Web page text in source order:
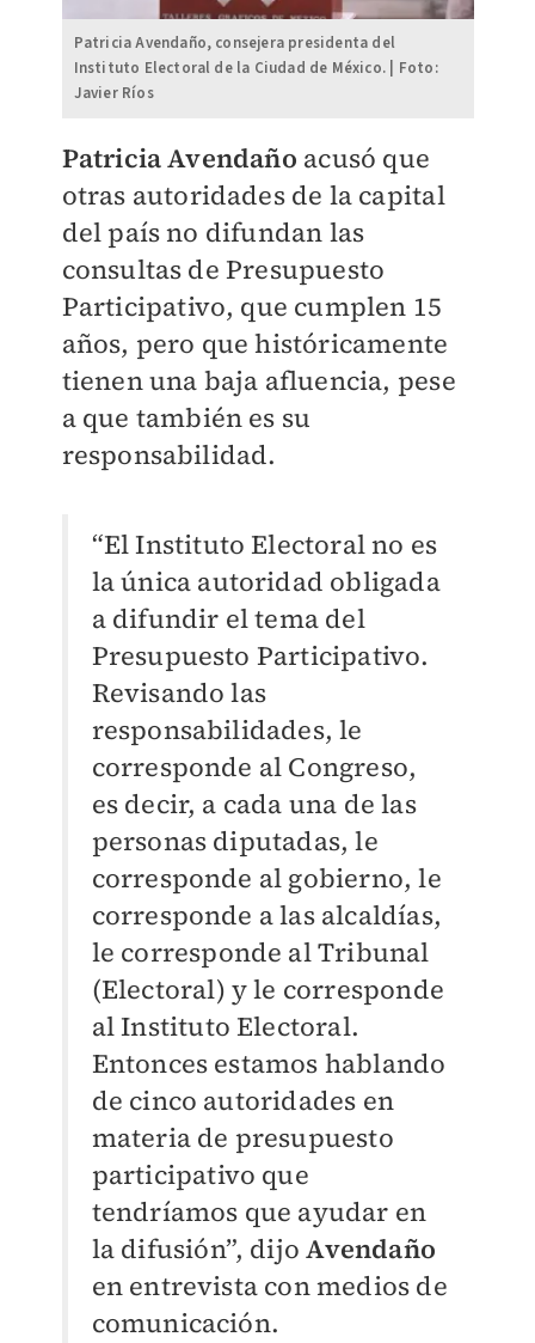
Patricia Avendaño, consejera presidenta del
Instituto Electoral de la Ciudad de México. | Foto:
Javier Ríos
Patricia Avendaño acusó que
otras autoridades de la capital
del país no difundan las
consultas de Presupuesto
Participativo, que cumplen 15
años, pero que históricamente
tienen una baja afluencia, pese
a que también es su
responsabilidad.
“El Instituto Electoral no es
la única autoridad obligada
a difundir el tema del
Presupuesto Participativo.
Revisando las
responsabilidades, le
corresponde al Congreso,
es decir, a cada una de las
personas diputadas, le
corresponde al gobierno, le
corresponde a las alcaldías,
le corresponde al Tribunal
(Electoral) y le corresponde
al Instituto Electoral.
Entonces estamos hablando
de cinco autoridades en
materia de presupuesto
participativo que
tendríamos que ayudar en
la difusión”, dijo Avendaño
en entrevista con medios de
comunicación.